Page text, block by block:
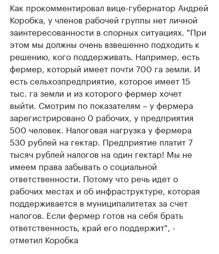
Как прокомментировал вице-губернатор Андрей
Коробка, у членов рабочей группы нет личной
заинтересованности в спорных ситуациях. "При
этом мы должны очень взвешенно подходить к
решению, кого поддерживать. Например, есть
фермер, который имеет почти 700 га земли. И
есть сельхозпредприятие, которое имеет 15
тыс. га земли и из которого фермер хочет
выйти. Смотрим по показателям – у фермера
зарегистрировано 0 рабочих, у предприятия
500 человек. Налоговая нагрузка у фермера
530 рублей на гектар. Предприятие платит 7
тысяч рублей налогов на один гектар! Мы не
имеем права забывать о социальной
ответственности. Потому что речь идет о
рабочих местах и об инфраструктуре, которая
поддерживается в муниципалитетах за счет
налогов. Если фермер готов на себя брать
ответственность, край его поддержит", -
отметил Коробка